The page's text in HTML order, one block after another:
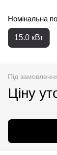
Номінальна
15.0 кВт
Під
Ціну